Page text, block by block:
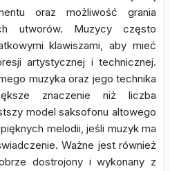
oraz możliwość grania
utworów. Muzycy często
klawiszami, aby mieć
artystycznej i technicznej.
muzyka oraz jego technika
znaczenie niż liczba
model saksofonu altowego
melodii, jeśli muzyk ma
Ważne jest również
dostrojony i wykonany z